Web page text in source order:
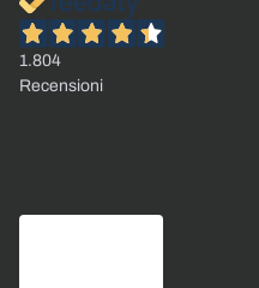
1.804
Recensioni